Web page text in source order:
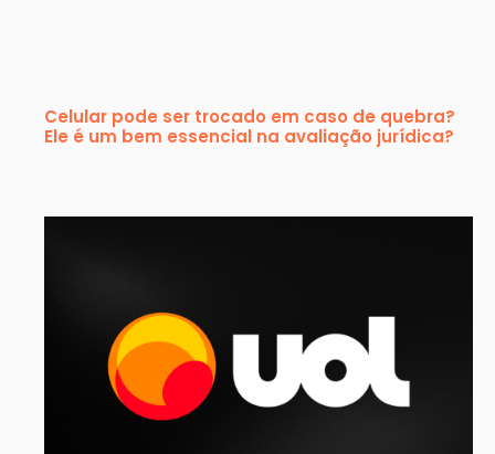
Celular pode ser trocado em caso de quebra?
Ele é um bem essencial na avaliação jurídica?